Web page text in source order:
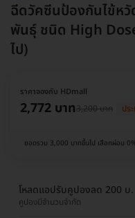
ฉีดวัคซีนป้องกันไข้ห
พันธุ์ ชนิด High
ไป)
ราคาจองกับ HDmall
2,772 บาท3,200 บาท ปร
ยอดรวม 3,000 บาทขึ้นไป เลือกผ่อน
โหลดแอปรับคูปองลด 200 บ.
คูปองมีจำนวนจำกัด